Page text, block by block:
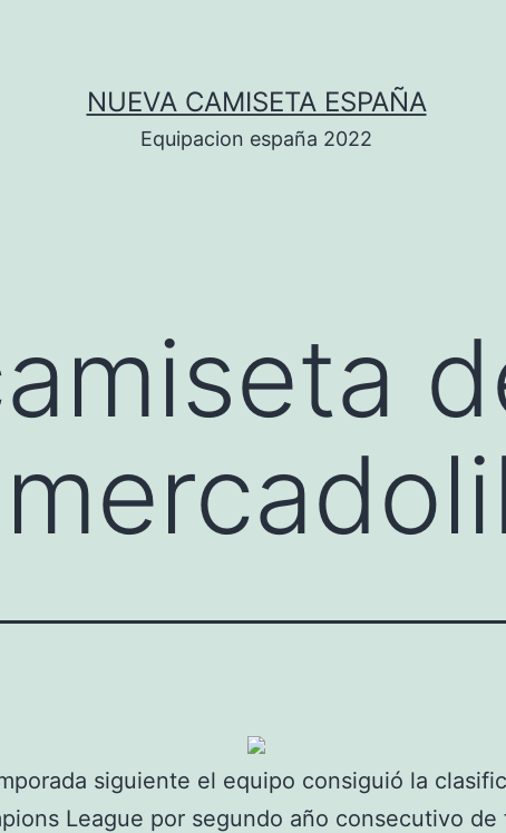
NUEVA CAMISETA ESPAÑA
Equipacion españa 2022
siguiente el equipo consiguió la
League por segundo año consecutivo de